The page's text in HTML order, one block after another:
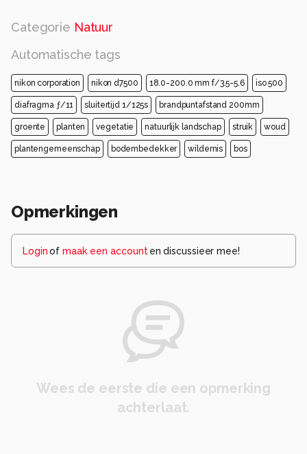
Categorie Natuur
Automatische tags
nikon corporation nikon d7500 18.0-200.0 mm f/3.5-5.6 iso 500
diafragma ƒ/11 sluitertijd 1/125s brandpuntafstand 200mm
groente planten vegetatie natuurlijk landschap struik woud
plantengemeenschap bodembedekker wildernis bos
Opmerkingen
Loginof maak een account en discussieer mee!
Wees de eerste die een opmerking
achterlaat.